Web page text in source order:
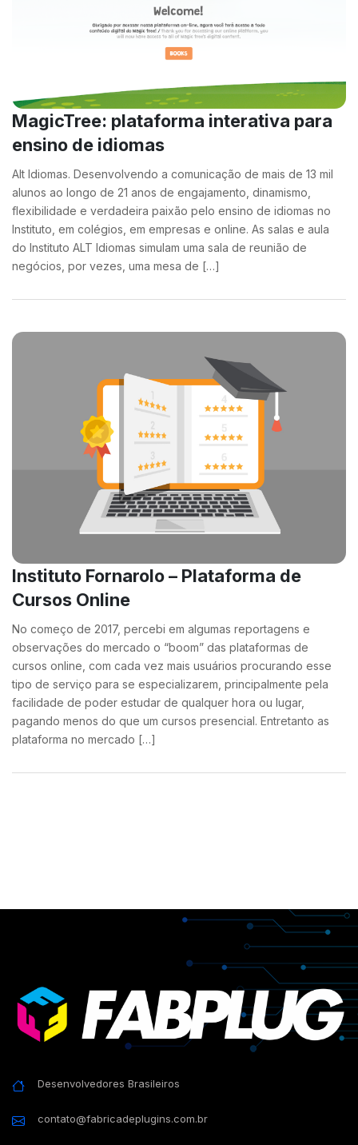
MagicTree: plataforma interativa para
ensino de idiomas
Alt Idiomas. Desenvolvendo a comunicação de mais de 13 mil
alunos ao longo de 21 anos de engajamento, dinamismo,
flexibilidade e verdadeira paixão pelo ensino de idiomas no
Instituto, em colégios, em empresas e online. As salas e aula
do Instituto ALT Idiomas simulam uma sala de reunião de
negócios, por vezes, uma mesa de […]
Instituto Fornarolo – Plataforma de
Cursos Online
No começo de 2017, percebi em algumas reportagens e
observações do mercado o “boom” das plataformas de
cursos online, com cada vez mais usuários procurando esse
tipo de serviço para se especializarem, principalmente pela
facilidade de poder estudar de qualquer hora ou lugar,
pagando menos do que um cursos presencial. Entretanto as
plataforma no mercado […]
Desenvolvedores Brasileiros
contato@fabricadeplugins.com.br